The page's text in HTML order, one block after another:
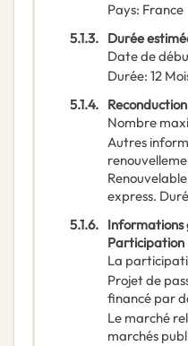
Pays: France
5.1.3. Durée
Date de
Durée: 12
5.1.4. Reconduction
Nombre
Autres
express.
5.1.6. Informations
Participation
La
Projet de
financé par
Le marché
marchés